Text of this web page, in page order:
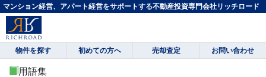
マンション経営、アパート経営をサポートする不動産投資専門会社リッチロード
物件を探す 初めての方へ 売却査定 お問い合わせ
用語集